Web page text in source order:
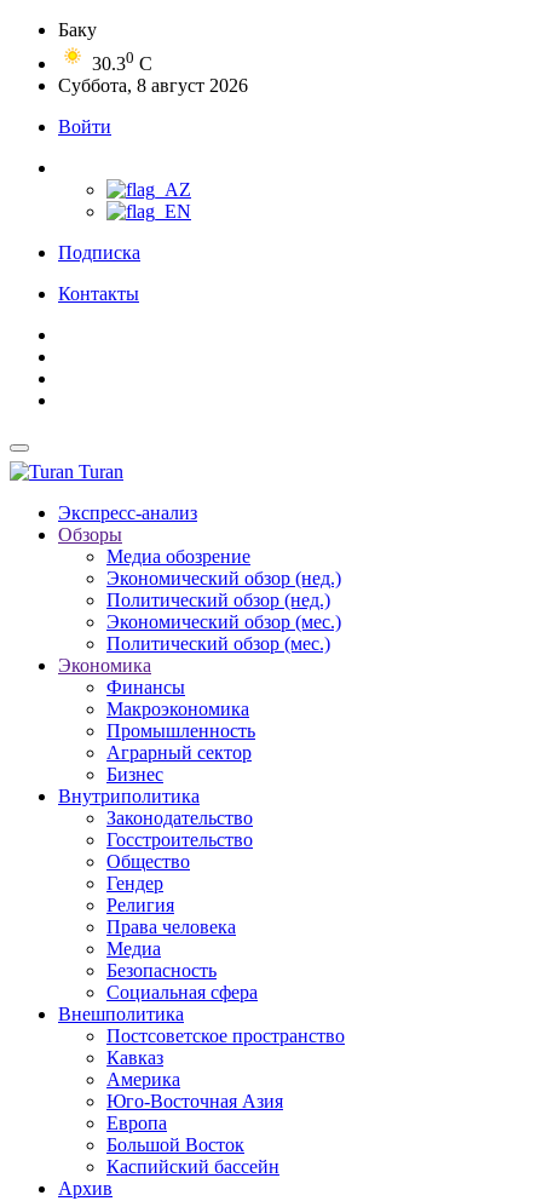
Баку
30.30 C
Суббота, 8 август 2026
Войти
Подписка
Контакты
Turan
Экспресс-анализ
Обзоры
Медиа обозрение
Экономический обзор (нед.)
Политический обзор (нед.)
Экономический обзор (мес.)
Политический обзор (мес.)
Экономика
Финансы
Макроэкономика
Промышленность
Аграрный сектор
Бизнес
Внутриполитика
Законодательство
Госстроительство
Общество
Гендер
Религия
Права человека
Медиа
Безопасность
Социальная сфера
Внешполитика
Постсоветское пространство
Кавказ
Америка
Юго-Восточная Азия
Европа
Большой Восток
Каспийский бассейн
Архив